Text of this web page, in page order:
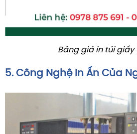
Bảng giá in túi giấy
5. Công Nghệ In Ấn Của